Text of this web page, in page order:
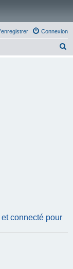
Connexion
connecté pour